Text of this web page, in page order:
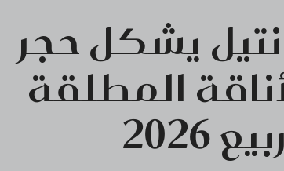
يشكل حجر
المطلقة